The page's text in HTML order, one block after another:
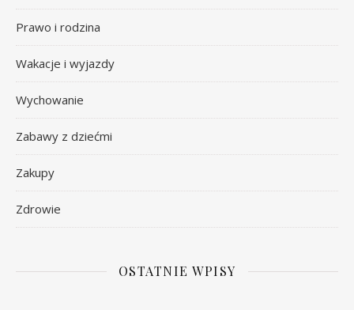
Prawo i rodzina
Wakacje i wyjazdy
Wychowanie
Zabawy z dziećmi
Zakupy
Zdrowie
OSTATNIE WPISY